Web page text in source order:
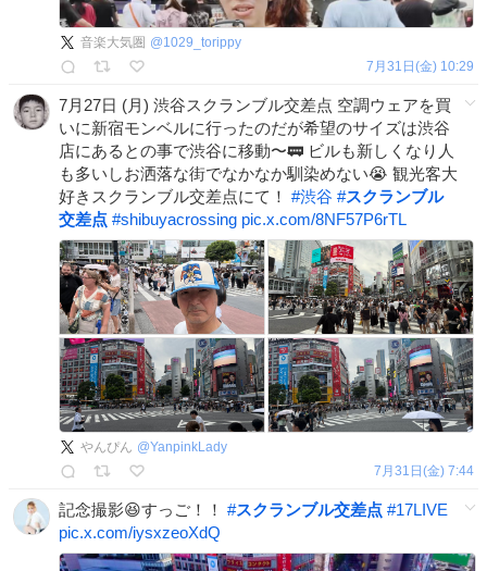
音楽大気圏 @1029_torippy
7月31日(金) 10:29
7月27日 (月) 渋谷スクランブル交差点 空調ウェアを買
いに新宿モンベルに行ったのだが希望のサイズは渋谷
店にあるとの事で渋谷に移動〜🚃 ビルも新しくなり人
も多いしお洒落な街でなかなか馴染めない😭 観光客大
好きスクランブル交差点にて！ #渋谷 #スクランブル
交差点 #shibuyacrossing pic.x.com/8NF57P6rTL
やんぴん @YanpinkLady
7月31日(金) 7:44
記念撮影😆すっご！！ #スクランブル交差点 #17LIVE
pic.x.com/iysxzeoXdQ